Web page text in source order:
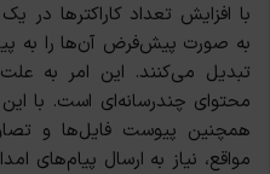
با افزایش تعداد کاراکترها
تبدیل می‌کنند. این امر به علت
محتوای چندرسانه‌ای است. با
همچنین پیوست فایل‌ها و
مواقع، نیاز به ارسال پیام‌های